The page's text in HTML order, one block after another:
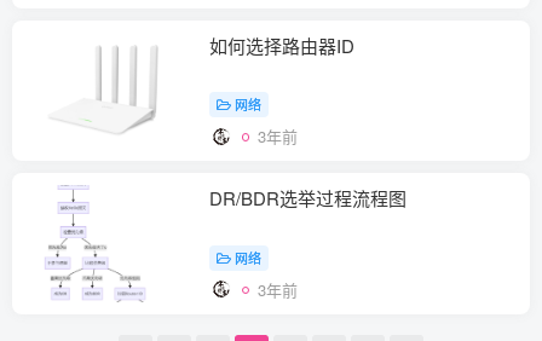
如何选择路由器ID
网络
3年前
DR/BDR选举过程流程图
网络
3年前